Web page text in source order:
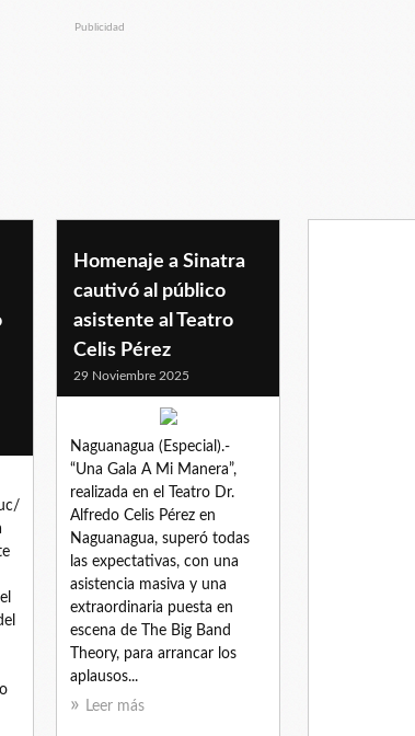
Publicidad
Homenaje a Sinatra
cautivó al público
asistente al Teatro
Celis Pérez
29 Noviembre 2025
Naguanagua (Especial).-
“Una Gala A Mi Manera”,
realizada en el Teatro Dr.
Alfredo Celis Pérez en
Naguanagua, superó todas
las expectativas, con una
asistencia masiva y una
extraordinaria puesta en
escena de The Big Band
Theory, para arrancar los
aplausos...
Leer más